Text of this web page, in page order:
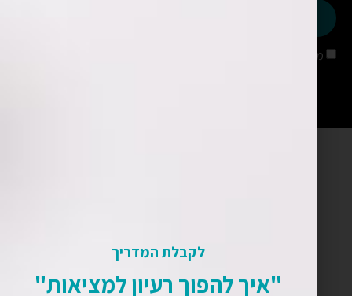
מאשר/ת קבלת עדכונים מאתר שימארה
לקבלת המדריך
"איך להפוך רעיון למציאות"